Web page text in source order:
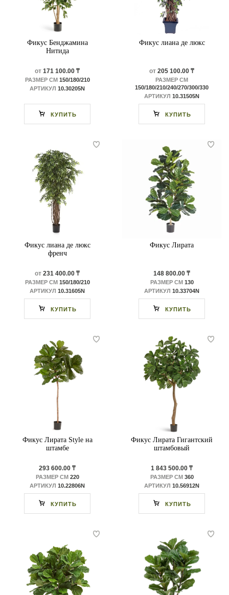
Фикус Бенджамина
Нитида
от 171 100.00 ₸
РАЗМЕР СМ 150/180/210
АРТИКУЛ 10.30205N
КУПИТЬ
Фикус лиана де люкс
от 205 100.00 ₸
РАЗМЕР СМ
150/180/210/240/270/300/330
АРТИКУЛ 10.31505N
КУПИТЬ
Фикус лиана де люкс
френч
от 231 400.00 ₸
РАЗМЕР СМ 150/180/210
АРТИКУЛ 10.31605N
КУПИТЬ
Фикус Лирата
148 800.00 ₸
РАЗМЕР СМ 130
АРТИКУЛ 10.33704N
КУПИТЬ
Фикус Лирата Style на
штамбе
293 600.00 ₸
РАЗМЕР СМ 220
АРТИКУЛ 10.22806N
КУПИТЬ
Фикус Лирата Гигантский
штамбовый
1 843 500.00 ₸
РАЗМЕР СМ 360
АРТИКУЛ 10.56912N
КУПИТЬ